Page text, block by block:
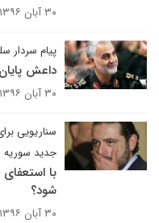
۳۰ آبان ۱۳۹۶
پیام سردار
داعش
۳۰ آبان ۱۳۹۶
سناریویی
جدید سوریه
با
شود؟
۳۰ آبان ۱۳۹۶